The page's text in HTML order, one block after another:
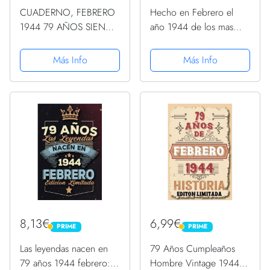
CUADERNO, FEBRERO
1944 79 AÑOS SIENDO
cumpleaños para
mujeres y hombres,
ideas de 79
cumpleaños... divertido,
Más Info
Hecho en Febrero el
año 1944 de los mas
Regalos de cumpleaños
de Febrero | Citas de
motivación| Cumpleaños
... de...
Más Info
8,13€ PRIME
PRIME
Las leyendas nacen en
79 años 1944 febrero:
6,99€ PRIME
PRIME
79 Años Cumpleaños
Hombre Vintage 1944